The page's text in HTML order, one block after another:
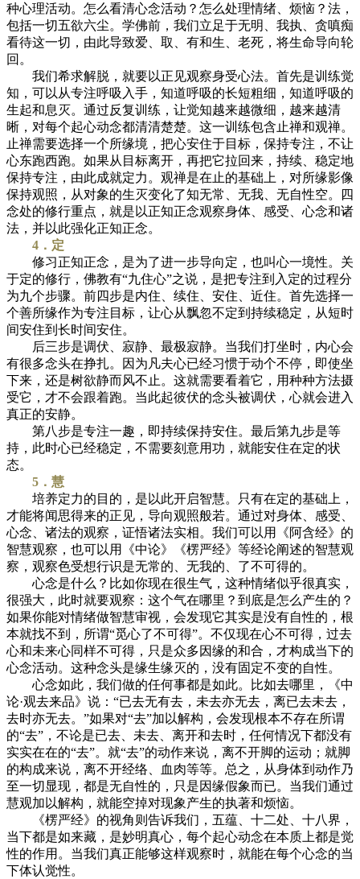
种心理活动。怎么看清心念活动？怎么处理情绪、烦恼？法，
包括一切五欲六尘。学佛前，我们立足于无明、我执、贪嗔痴
看待这一切，由此导致爱、取、有和生、老死，将生命导向轮
回。
我们希求解脱，就要以正见观察身受心法。首先是训练觉
知，可以从专注呼吸入手，知道呼吸的长短粗细，知道呼吸的
生起和息灭。通过反复训练，让觉知越来越微细，越来越清
晰，对每个起心动念都清清楚楚。这一训练包含止禅和观禅。
止禅需要选择一个所缘境，把心安住于目标，保持专注，不让
心东跑西跑。如果从目标离开，再把它拉回来，持续、稳定地
保持专注，由此成就定力。观禅是在止的基础上，对所缘影像
保持观照，从对象的生灭变化了知无常、无我、无自性空。四
念处的修行重点，就是以正知正念观察身体、感受、心念和诸
法，并以此强化正知正念。
4．定
修习正知正念，是为了进一步导向定，也叫心一境性。关
于定的修行，佛教有“九住心”之说，是把专注到入定的过程分
为九个步骤。前四步是内住、续住、安住、近住。首先选择一
个善所缘作为专注目标，让心从飘忽不定到持续稳定，从短时
间安住到长时间安住。
后三步是调伏、寂静、最极寂静。当我们打坐时，内心会
有很多念头在挣扎。因为凡夫心已经习惯于动个不停，即使坐
下来，还是树欲静而风不止。这就需要看着它，用种种方法摄
受它，才不会跟着跑。当此起彼伏的念头被调伏，心就会进入
真正的安静。
第八步是专注一趣，即持续保持安住。最后第九步是等
持，此时心已经稳定，不需要刻意用功，就能安住在定的状
态。
5．慧
培养定力的目的，是以此开启智慧。只有在定的基础上，
才能将闻思得来的正见，导向观照般若。通过对身体、感受、
心念、诸法的观察，证悟诸法实相。我们可以用《阿含经》的
智慧观察，也可以用《中论》《楞严经》等经论阐述的智慧观
察，观察色受想行识是无常的、无我的、了不可得的。
心念是什么？比如你现在很生气，这种情绪似乎很真实，
很强大，此时就要观察：这个气在哪里？到底是怎么产生的？
如果你能对情绪做智慧审视，会发现它其实是没有自性的，根
本就找不到，所谓“觅心了不可得”。不仅现在心不可得，过去
心和未来心同样不可得，只是众多因缘的和合，才构成当下的
心念活动。这种念头是缘生缘灭的，没有固定不变的自性。
心念如此，我们做的任何事都是如此。比如去哪里，《中
论·观去来品》说：“已去无有去，未去亦无去，离已去未去，
去时亦无去。”如果对“去”加以解构，会发现根本不存在所谓
的“去”，不论是已去、未去、离开和去时，任何情况下都没有
实实在在的“去”。就“去”的动作来说，离不开脚的运动；就脚
的构成来说，离不开经络、血肉等等。总之，从身体到动作乃
至一切显现，都是无自性的，只是因缘假象而已。当我们通过
慧观加以解构，就能空掉对现象产生的执著和烦恼。
《楞严经》的视角则告诉我们，五蕴、十二处、十八界，
当下都是如来藏，是妙明真心，每个起心动念在本质上都是觉
性的作用。当我们真正能够这样观察时，就能在每个心念的当
下体认觉性。